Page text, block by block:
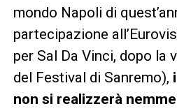
mondo Napoli di
partecipazione
per Sal Da Vinci, dopo la
del Festival di Sanremo),
non si realizzerà